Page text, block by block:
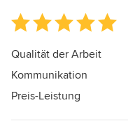
Durchschnittliche
Bewertung:
5
5
Sternen
Qualität der Arbeit
Kommunikation
Preis-Leistung